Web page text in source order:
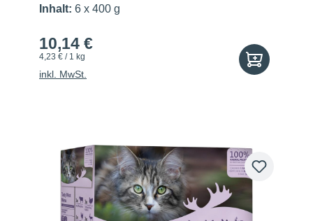
Inhalt: 6 x 400 g
10,14 €
4,23 € / 1 kg
inkl. MwSt.